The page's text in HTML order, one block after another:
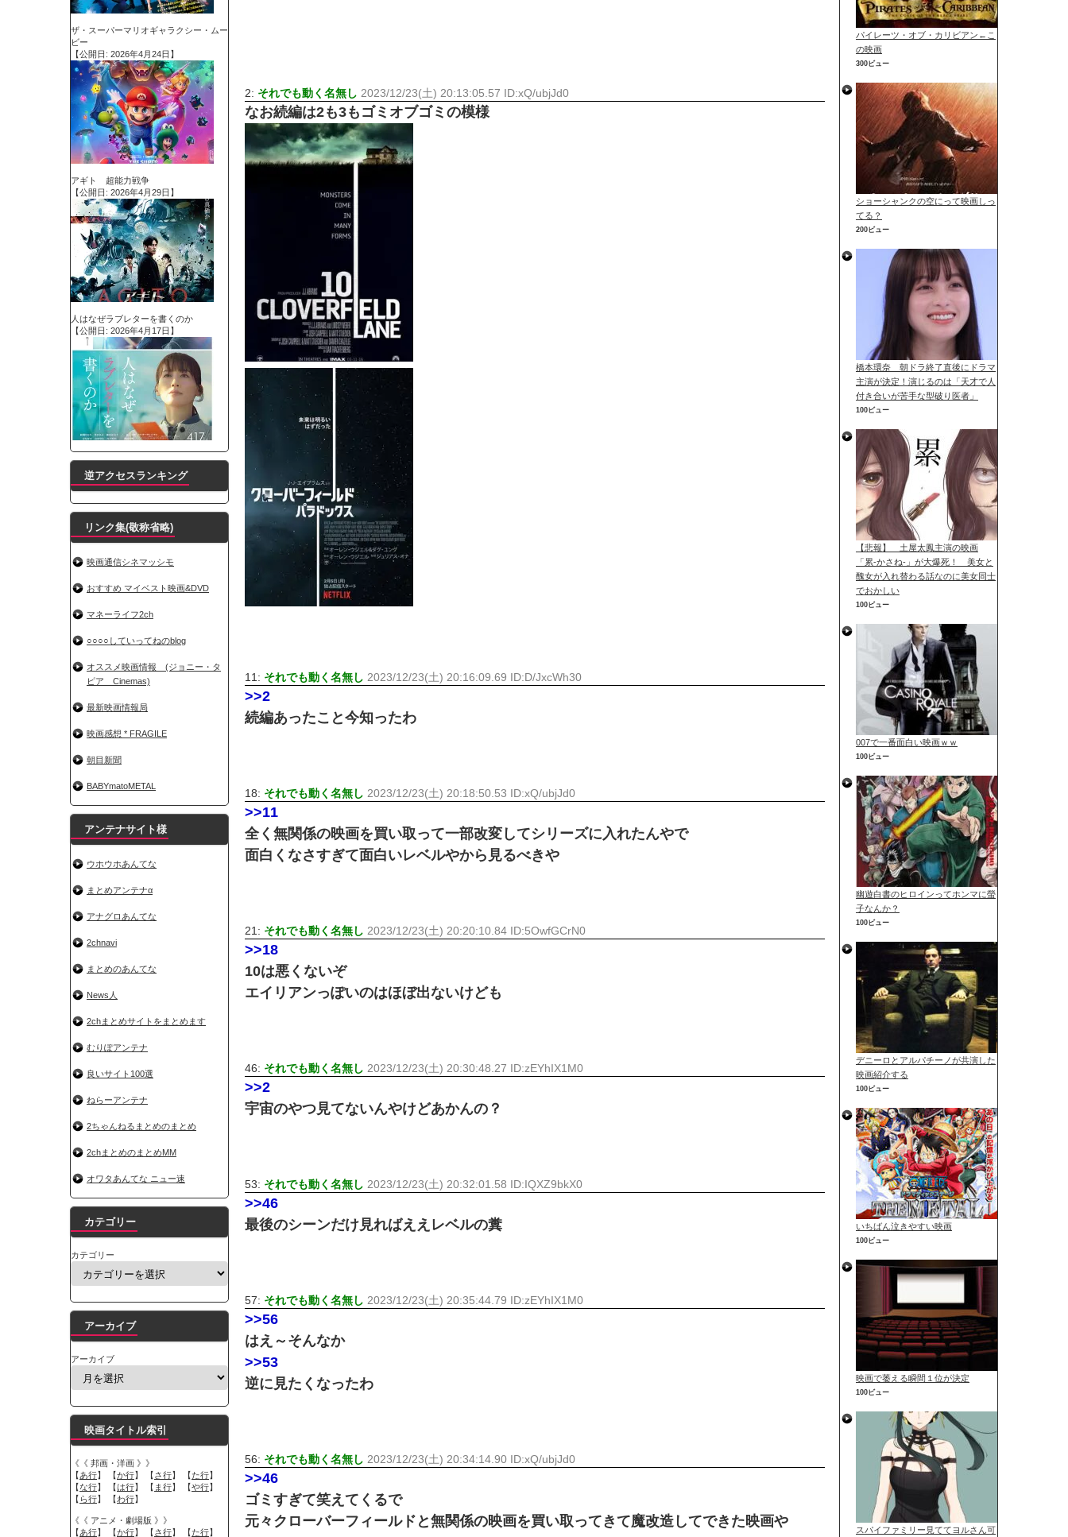
2: それでも動く名無し 2023/12/23(土) 20:13:05.57 ID:xQ/ubjJd0
なお続編は2も3もゴミオブゴミの模様
11: それでも動く名無し 2023/12/23(土) 20:16:09.69 ID:D/JxcWh30
>>2
続編あったこと今知ったわ
18: それでも動く名無し 2023/12/23(土) 20:18:50.53 ID:xQ/ubjJd0
>>11
全く無関係の映画を買い取って一部改変してシリーズに入れたんやで
面白くなさすぎて面白いレベルやから見るべきや
21: それでも動く名無し 2023/12/23(土) 20:20:10.84 ID:5OwfGCrN0
>>18
10は悪くないぞ
エイリアンっぽいのはほぼ出ないけども
46: それでも動く名無し 2023/12/23(土) 20:30:48.27 ID:zEYhIX1M0
>>2
宇宙のやつ見てないんやけどあかんの？
53: それでも動く名無し 2023/12/23(土) 20:32:01.58 ID:IQXZ9bkX0
>>46
最後のシーンだけ見ればええレベルの糞
57: それでも動く名無し 2023/12/23(土) 20:35:44.79 ID:zEYhIX1M0
>>56
はえ～そんなか
>>53
逆に見たくなったわ
56: それでも動く名無し 2023/12/23(土) 20:34:14.90 ID:xQ/ubjJd0
>>46
ゴミすぎて笑えてくるで
元々クローバーフィールドと無関係の映画を買い取ってきて魔改造してできた映画や
ザ・スーパーマリオギャラクシー・ムー
ビー
【公開日: 2026年4月24日】
アギト 超能力戦争
【公開日: 2026年4月29日】
人はなぜラブレターを書くのか
【公開日: 2026年4月17日】
逆アクセスランキング
リンク集(敬称省略)
映画通信シネマッシモ
おすすめ マイベスト映画&DVD
マネーライフ2ch
○○○○していってねのblog
オススメ映画情報 (ジョニー・タ
ピア Cinemas)
最新映画情報局
映画感想 * FRAGILE
朝目新聞
BABYmatoMETAL
アンテナサイト様
ウホウホあんてな
まとめアンテナα
アナグロあんてな
2chnavi
まとめのあんてな
News人
2chまとめサイトをまとめます
むりぽアンテナ
良いサイト100選
ねらーアンテナ
2ちゃんねるまとめのまとめ
2chまとめのまとめMM
オワタあんてな ニュー速
カテゴリー
カテゴリー
アーカイブ
アーカイブ
映画タイトル索引
《《 邦画・洋画 》》
【あ行】 【か行】 【さ行】 【た行】
【な行】 【は行】 【 ま行】 【や行】
【 ら行】 【わ行】
《《 アニメ・劇場版 》》
【あ行】 【か行】 【さ行】 【た行】
パイレーツ・オブ・カリビアン←こ
の映画
300ビュー
ショーシャンクの空にって映画しっ
てる？
200ビュー
橋本環奈 朝ドラ終了直後にドラマ
主演が決定！演じるのは「天才で人
付き合いが苦手な型破り医者」
100ビュー
【悲報】 土屋太鳳主演の映画
「累-かさね-」が大爆死！ 美女と
醜女が入れ替わる話なのに美女同士
でおかしい
100ビュー
007で一番面白い映画ｗｗ
100ビュー
幽遊白書のヒロインってホンマに螢
子なんか？
100ビュー
デニーロとアルパチーノが共演した
映画紹介する
100ビュー
いちばん泣きやすい映画
100ビュー
映画で萎える瞬間１位が決定
100ビュー
スパイファミリー見ててヨルさん可